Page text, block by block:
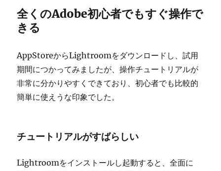
全くのAdobe初心者でもすぐ操作で
きる
AppStoreからLightroomをダウンロードし、試用
期間につかってみましたが、操作チュートリアルが
非常に分かりやすくできており、初心者でも比較的
簡単に使えうな印象でした。
チュートリアルがすばらしい
Lightroomをインストールし起動すると、全面に